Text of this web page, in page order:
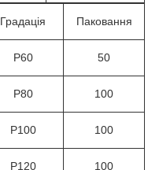
Градація Паковання
Р60 50
Р80 100
Р100 100
Р120 100